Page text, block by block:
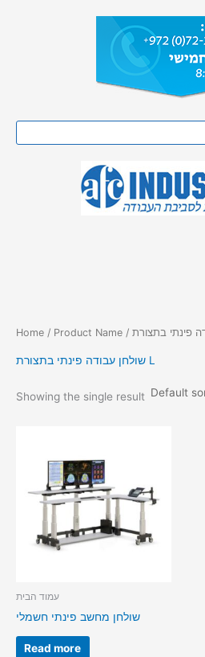
Home
שולחן עבודה פינתי בתצורת L
Showing the single result
עמוד הבית
שולחן מחשב פינתי חשמלי
Read more